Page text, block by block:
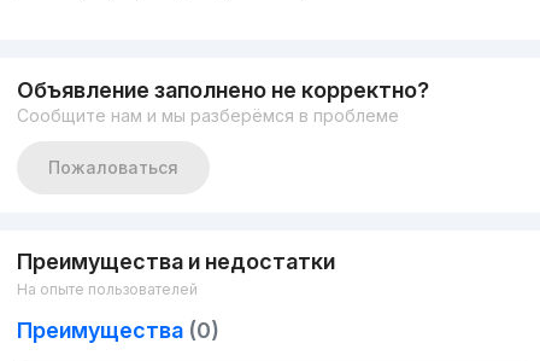
Объявление заполнено не корректно?
Сообщите нам и мы разберёмся в проблеме
Пожаловаться
Преимущества и недостатки
На опыте пользователей
Преимущества (0)